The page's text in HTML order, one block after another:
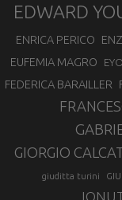
EDWARD
ENRICA PERICO
EUFEMIA MAGRO
FEDERICA BARAILLER
GIORGIO
giuditta turini